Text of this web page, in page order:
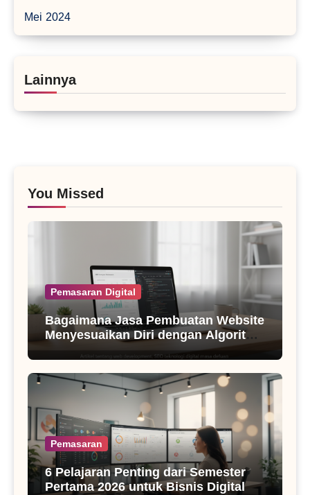
Mei 2024
Lainnya
You Missed
Pemasaran Digital
Bagaimana Jasa Pembuatan Website
Menyesuaikan Diri dengan Algoritma
SEO Masa Kini
Pemasaran
6 Pelajaran Penting dari Semester
Pertama 2026 untuk Bisnis Digital